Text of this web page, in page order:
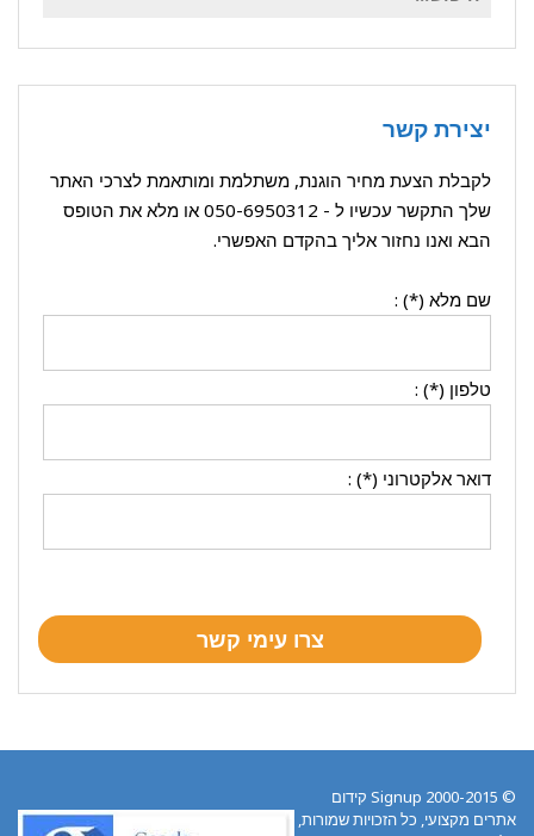
יצירת קשר
לקבלת הצעת מחיר הוגנת, משתלמת ומותאמת לצרכי האתר
שלך התקשר עכשיו ל - 050-6950312 או מלא את הטופס
הבא ואנו נחזור אליך בהקדם האפשרי.
שם מלא (*) :
טלפון (*) :
דואר אלקטרוני (*) :
© 2000-2015 Signup קידום
אתרים מקצועי, כל הזכויות שמורות,